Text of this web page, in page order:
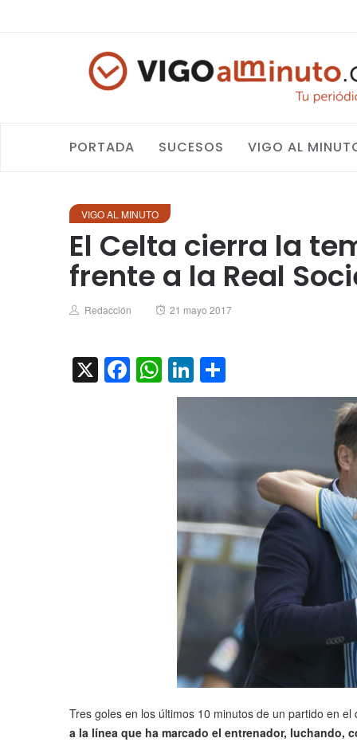
PORTADA SUCESOS VIGO AL
VIGO AL MINUTO
El Celta cierra la
frente a la Real
Author
Redacción
Posted
21 mayo 2017
X Facebook
WhatsApp
LinkedIn
Tres goles en los últimos 10 minutos de un partido en
a la línea que ha marcado el entrenador, luchando,